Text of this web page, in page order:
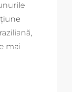
mai